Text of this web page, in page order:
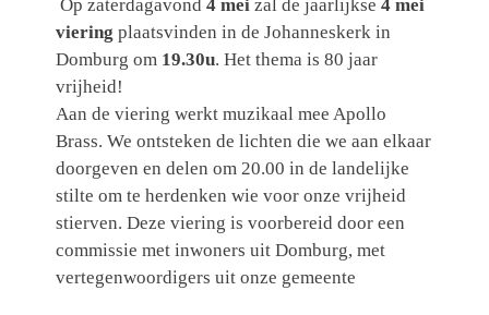
Op zaterdagavond 4 mei zal de jaarlijkse 4 mei
viering plaatsvinden in de Johanneskerk in
Domburg om 19.30u. Het thema is 80 jaar
vrijheid!
Aan de viering werkt muzikaal mee Apollo
Brass. We ontsteken de lichten die we aan elkaar
doorgeven en delen om 20.00 in de landelijke
stilte om te herdenken wie voor onze vrijheid
stierven. Deze viering is voorbereid door een
commissie met inwoners uit Domburg, met
vertegenwoordigers uit onze gemeente